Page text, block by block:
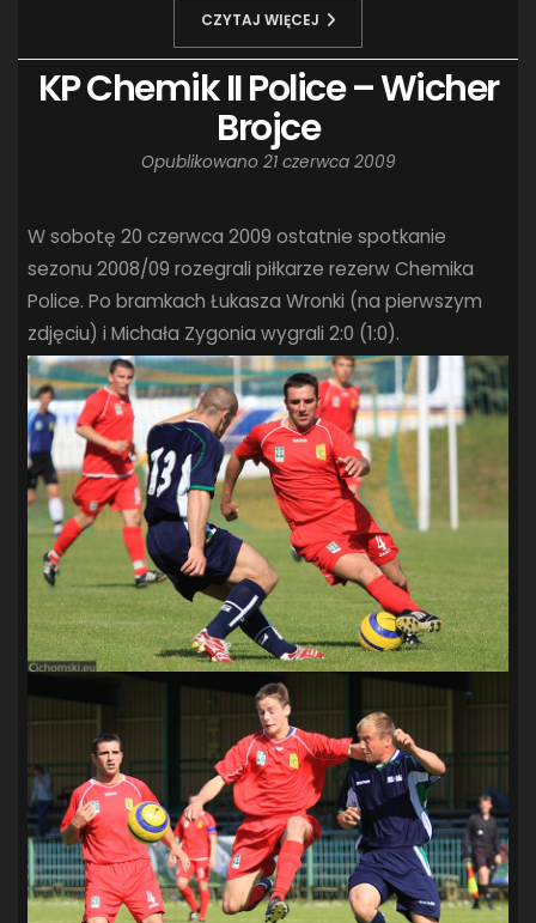
CZYTAJ WIĘCEJ
KP Chemik II Police – Wicher
Brojce
Opublikowano 21 czerwca 2009
W sobotę 20 czerwca 2009 ostatnie spotkanie
sezonu 2008/09 rozegrali piłkarze rezerw Chemika
Police. Po bramkach Łukasza Wronki (na pierwszym
zdjęciu) i Michała Zygonia wygrali 2:0 (1:0).